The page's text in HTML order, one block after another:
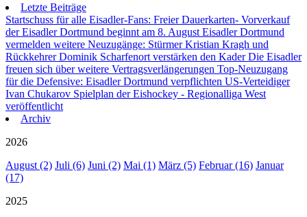
Letzte Beiträge
Startschuss für alle Eisadler-Fans: Freier Dauerkarten- Vorverkauf
der Eisadler Dortmund beginnt am 8. August Eisadler Dortmund
vermelden weitere Neuzugänge: Stürmer Kristian Kragh und
Rückkehrer Dominik Scharfenort verstärken den KaderDie Eisadler
freuen sich über weitere Vertragsverlängerungen Top-Neuzugang
für die Defensive: Eisadler Dortmund verpflichten US-Verteidiger
Ivan Chukarov Spielplan der Eishockey - Regionalliga West
veröffentlicht
Archiv
2026
August (2) Juli (6) Juni (2) Mai (1) März (5) Februar (16) Januar
(17)
2025